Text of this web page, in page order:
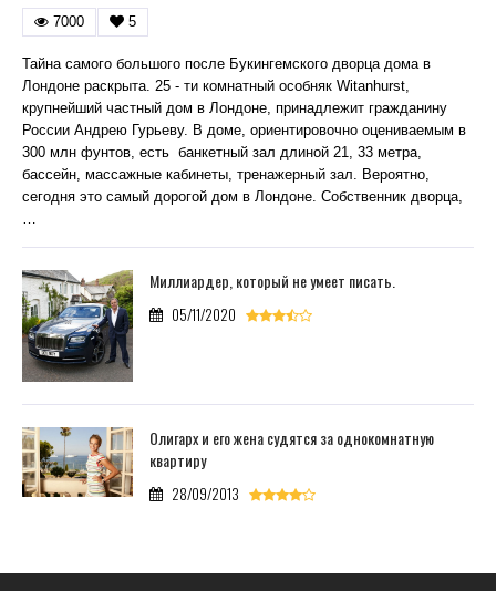
7000 5
Тайна самого большого после Букингемского дворца дома в
Лондоне раскрыта. 25 - ти комнатный особняк Witanhurst,
крупнейший частный дом в Лондоне, принадлежит гражданину
России Андрею Гурьеву. В доме, ориентировочно оцениваемым в
300 млн фунтов, есть банкетный зал длиной 21, 33 метра,
бассейн, массажные кабинеты, тренажерный зал. Вероятно,
сегодня это самый дорогой дом в Лондоне. Собственник дворца,
Миллиардер, который не умеет писать.
05/11/2020
Олигарх и его жена судятся за однокомнатную
квартиру
28/09/2013